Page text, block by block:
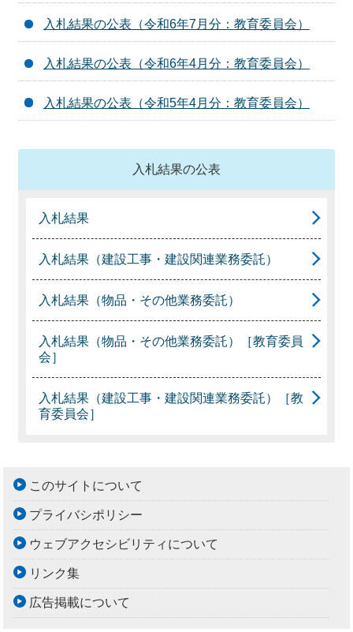
入札結果の公表（令和6年7月分：教育委員会）
入札結果の公表（令和6年4月分：教育委員会）
入札結果の公表（令和5年4月分：教育委員会）
入札結果の公表
入札結果
入札結果（建設工事・建設関連業務委託）
入札結果（物品・その他業務委託）
入札結果（物品・その他業務委託）［教育委員
会］
入札結果（建設工事・建設関連業務委託）［教
育委員会］
このサイトについて
プライバシポリシー
ウェブアクセシビリティについて
リンク集
広告掲載について